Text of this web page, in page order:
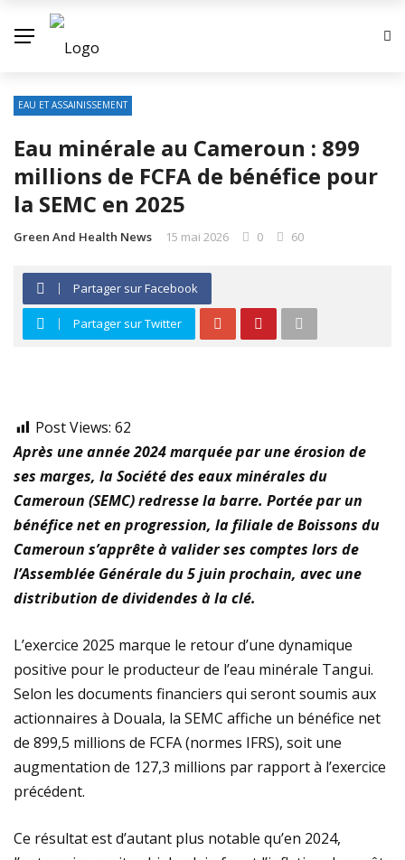
EAU ET ASSAINISSEMENT
Eau minérale au Cameroun : ​899
millions de FCFA de bénéfice pour
la SEMC en 2025
Green And Health News 15 mai 2026 0 60
Partager sur Facebook
Partager sur Twitter
Post Views: 62
Après une année 2024 marquée par une érosion de
ses marges, la Société des eaux minérales du
Cameroun (SEMC) redresse la barre. Portée par un
bénéfice net en progression, la filiale de Boissons du
Cameroun s’apprête à valider ses comptes lors de
l’Assemblée Générale du 5 juin prochain, avec une
distribution de dividendes à la clé.
​​L’exercice 2025 marque le retour d’une dynamique
positive pour le producteur de l’eau minérale Tangui.
Selon les documents financiers qui seront soumis aux
actionnaires à Douala, la SEMC affiche un bénéfice net
de 899,5 millions de FCFA (normes IFRS), soit une
augmentation de 127,3 millions par rapport à l’exercice
précédent.
​Ce résultat est d’autant plus notable qu’en 2024,